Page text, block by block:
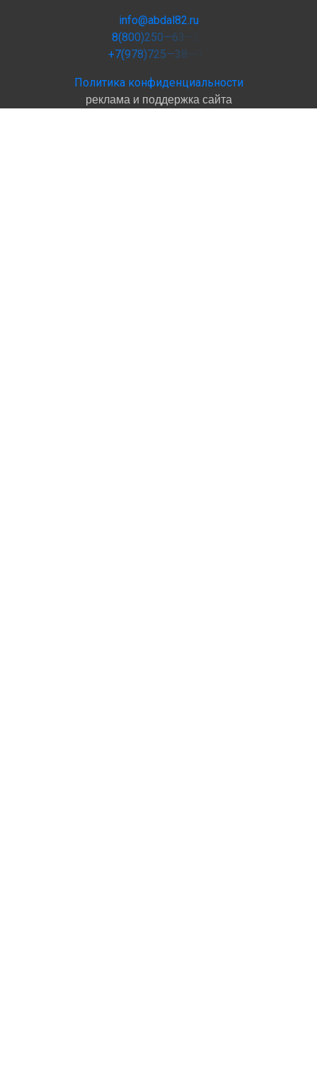
info@abdal82.ru
8(800)250—63—
+7(978)725—38—
Политика конфиденциальности
реклама и поддержка сайта